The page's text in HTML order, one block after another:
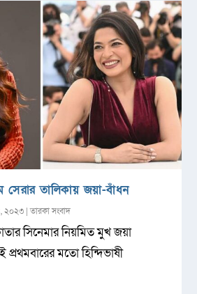
সেরার তালিকায় জয়া-বাঁধন
২০২৩ |তারকা সংবাদ
সিনেমার নিয়মিত মুখ জয়া
মতো হিন্দিভাষী